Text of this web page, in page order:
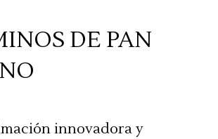
DE PAN
innovadora y